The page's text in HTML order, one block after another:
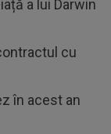
a lui Darwin
cu
în acest an